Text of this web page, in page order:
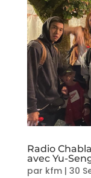
Radio
avec Yu-
par kfm| 30